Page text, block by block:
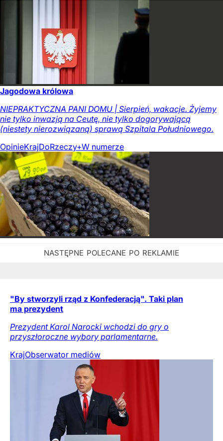
Jagodowa królowa
NIEPRAKTYCZNA PANI DOMU | Sierpień, wakacje. Żyjemy
nie tylko inwazją na Ceutę, nie tylko dogorywającą
(niestety nierozwiązaną) sprawą Szpitala Południowego.
OpinieKrajDoRzeczy+W numerze
"By stworzyli rząd z Konfederacją". Taki plan
ma prezydent
Prezydent Karol Narocki wchodzi do gry o
przyszłoroczne wybory parlamentarne.
KrajObserwator mediów